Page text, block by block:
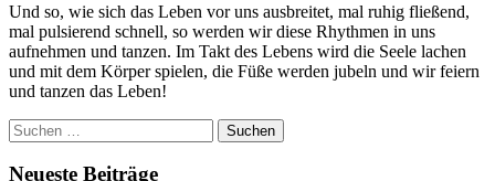
Und so, wie sich das Leben vor uns ausbreitet, mal ruhig fließend,
mal pulsierend schnell, so werden wir diese Rhythmen in uns
aufnehmen und tanzen. Im Takt des Lebens wird die Seele lachen
und mit dem Körper spielen, die Füße werden jubeln und wir feiern
und tanzen das Leben!
Suchen
nach:
Neueste Beiträge